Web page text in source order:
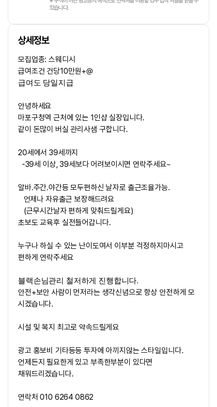
있습니다.
상세정보
모집업종: 스웨디시
급여조건 건당10만원+@
급여도 당일지급
안녕하세요
마포구청역 근처에 있는 1인샵 실장입니다.
같이 돈많이 버실 관리사샘 구합니다.
20세에서 39세까지
-39세 이상, 39세보다 어려보이시면 연락주세요~
알바.주간.야간등 모두편하신 날자로 출근조율가능.
언제나 자유출근 보장해드려요
(근무시간날자 편하게 맞춰드릴게요)
초보도 교육후 실전들어갑니다.
누구나 하실 수 있는 난이도여서 이부분 걱정하지마시고
편하게 연락주세요
블랙손님관리 철저하게 진행합니다.
안전+보안 사람이 먼저라는 생각신념으로 항상 안전하게 모
시겠습니다.
시설 및 복지 최고로 약속드릴게요
광고 홍보비 기타등등 투자에 아끼지않는 스타일입니다.
언제든지 필요한게 있고 부족한부분이 있다면
채워드리겠습니다.
연락처 010 6264 0862